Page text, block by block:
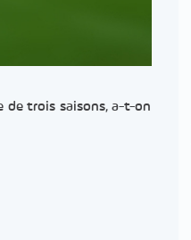
de trois saisons, a-t-on